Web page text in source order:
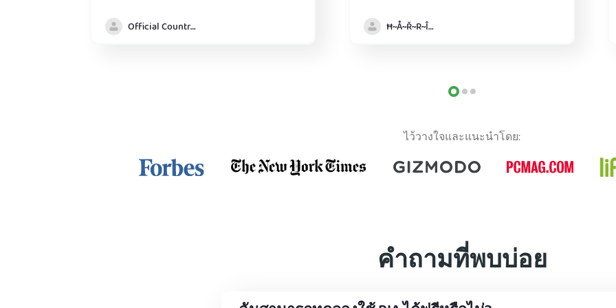
Official Country model Ħ~Å~Ř~R~Î~ẞ👻
ไว้วางใจและแนะนำโดย:
คำถามที่พบบ่อย